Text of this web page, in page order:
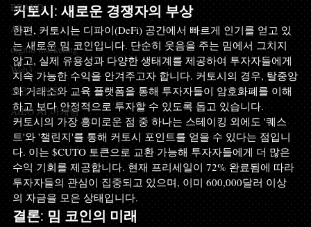
BRAND
AI
digital marketing
Web3
코인 마케팅
AIEO AI 마케팅
커토시: 새로운 경쟁자의 부상
한편, 커토시는 디파이(DeFi) 공간에서 빠르게 인기를 얻고 있
는 새로운 밈 코인입니다. 단순히 웃음을 주는 밈에서 그치지
않고, 실제 유용성과 다양한 생태계를 제공하여 투자자들에게
지속 가능한 수익을 안겨주고자 합니다. 커토시의 경우, 탈중앙
화 거래소와 교육 플랫폼을 통해 투자자들이 암호화폐를 이해
하고 보다 안정적으로 투자할 수 있도록 돕고 있습니다.
커토시의 가장 흥미로운 점 중 하나는 스테이킹 외에도 '퀘스
트'와 '챌린지'를 통해 커토시 포인트를 얻을 수 있다는 점입니
다. 이는 $CUTO 토큰으로 교환 가능해 투자자들에게 더 많은
수익 기회를 제공합니다. 현재 프리세일이 72% 완료됨에 따라
투자자들의 관심이 집중되고 있으며, 이미 600,000달러 이상
의 자금을 모은 상태입니다.
결론: 밈 코인의 미래